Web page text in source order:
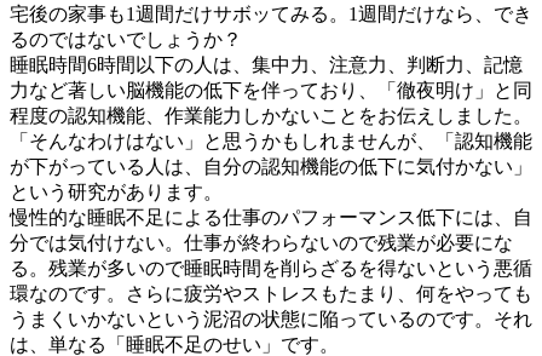
宅後の家事も1週間だけサボッてみる。1週間だけなら、でき
るのではないでしょうか？
睡眠時間6時間以下の人は、集中力、注意力、判断力、記憶
力など著しい脳機能の低下を伴っており、「徹夜明け」と同
程度の認知機能、作業能力しかないことをお伝えしました。
「そんなわけはない」と思うかもしれませんが、「認知機能
が下がっている人は、自分の認知機能の低下に気付かない」
という研究があります。
慢性的な睡眠不足による仕事のパフォーマンス低下には、自
分では気付けない。仕事が終わらないので残業が必要にな
る。残業が多いので睡眠時間を削らざるを得ないという悪循
環なのです。さらに疲労やストレスもたまり、何をやっても
うまくいかないという泥沼の状態に陥っているのです。それ
は、単なる「睡眠不足のせい」です。